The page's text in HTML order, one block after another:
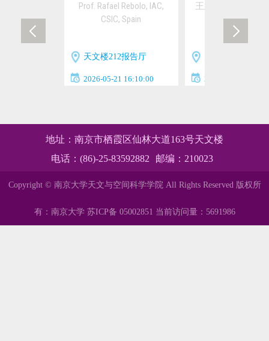
Prof. Rafael Rebolo, IAC,
CSIC, Spain
天文楼212报告厅
2026-05-21 16:10:00
王恩赐 教授 中国
术大学
2026-05-14
地址：南京市栖霞区仙林大道163号天文楼
电话：(86)-25-83592882
邮编：210023
Copyright © 南京大学天文与空间科学学院 All Rights Reserved版权所
有：南京大学 苏ICP备 05002851 当前访问量： 5691986